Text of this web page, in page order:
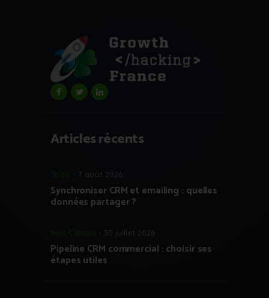
Articles récents
Tools 7 août 2026
Synchroniser CRM et emailing : quelles
données partager ?
Non Classés 30 juillet 2026
Pipeline CRM commercial : choisir ses
étapes utiles